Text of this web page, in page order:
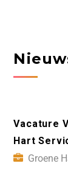
Vacature
Hart
Groene